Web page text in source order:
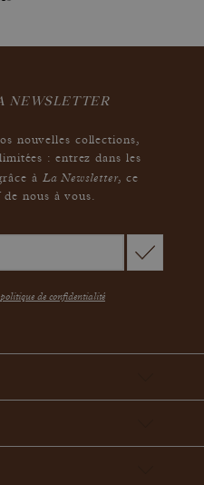
NEWSLETTER
nouvelles collections,
: entrez dans les
à La Newsletter,ce
nous à vous.
politique de confidentialité